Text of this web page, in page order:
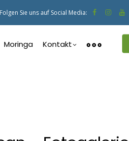
Folgen Sie uns auf Social Media:
Moringa Kontakt